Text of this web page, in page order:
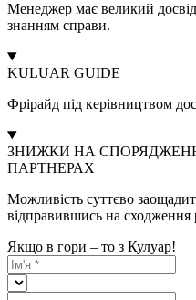
Менеджер має великий досвід
знанням справи.
KULUAR GUIDE
Фрірайд під керівництвом
ЗНИЖКИ НА
ПАРТНЕРАХ
Можливість суттєво
відправившись на сходження
Якщо в гори – то з Кулуар!